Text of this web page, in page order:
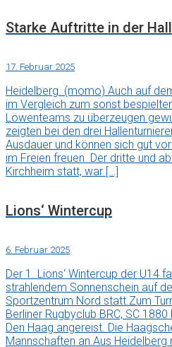
Starke Auftritte in der
17. Februar 2025
Heidelberg. (momo) Auch auf
im Vergleich zum sonst
Löwenteams zu überzeugen
zeigten bei den drei
Ausdauer und können sich gut
im Freien freuen. Der dritte und
Kirchheim statt, war […]
Lions‘ Wintercup
6. Februar 2025
Der 1. Lions‘ Wintercup der U14
strahlendem Sonnenschein auf
Sportzentrum Nord statt.Zum
Berliner Rugbyclub BRC, SC
Den Haag angereist. Die
Mannschaften an.Aus Heidelberg